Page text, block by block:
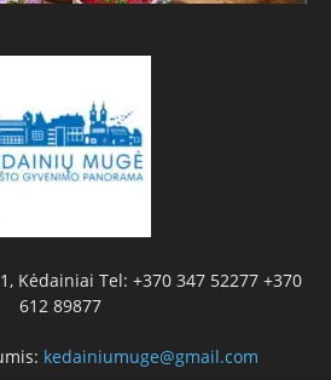
Kėdainiai Tel: +370 347 52277 +370
612 89877
kedainiumuge@gmail.com